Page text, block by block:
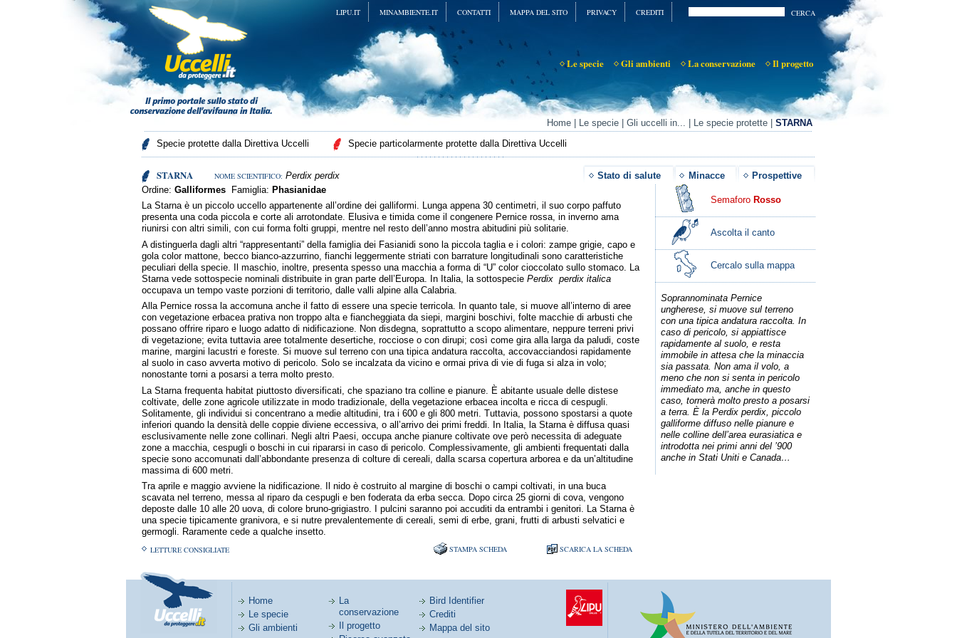
CREDITI
PRIVACY
MAPPA DEL SITO
CONTATTI
MINAMBIENTE.IT
LIPU.IT
Il progetto
La conservazione
Gli ambienti
Le specie
Home Le specie Gli uccelli in... Le specie protette
STARNA
Specie protette dalla Direttiva Uccelli
Specie particolarmente protette dalla Direttiva Uccelli
Prospettive
Minacce
Stato di salute
STARNA NOME SCIENTIFICO: Perdix perdix
Semaforo Rosso
Ascolta il canto
Cercalo sulla mappa
Soprannominata Pernice
ungherese, si muove sul terreno
con una tipica andatura raccolta. In
caso di pericolo, si appiattisce
rapidamente al suolo, e resta
immobile in attesa che la minaccia
sia passata. Non ama il volo, a
meno che non si senta in pericolo
immediato ma, anche in questo
caso, tornerà molto presto a posarsi
a terra. È la Perdix perdix, piccolo
galliforme diffuso nelle pianure e
nelle colline dell’area eurasiatica e
introdotta nei primi anni del ’900
anche in Stati Uniti e Canada…
Ordine: Galliformes Famiglia: Phasianidae
La Starna è un piccolo uccello appartenente all’ordine dei galliformi. Lunga appena 30 centimetri, il suo corpo paffuto
presenta una coda piccola e corte ali arrotondate. Elusiva e timida come il congenere Pernice rossa, in inverno ama
riunirsi con altri simili, con cui forma folti gruppi, mentre nel resto dell’anno mostra abitudini più solitarie.
A distinguerla dagli altri “rappresentanti” della famiglia dei Fasianidi sono la piccola taglia e i colori: zampe grigie, capo e
gola color mattone, becco bianco-azzurrino, fianchi leggermente striati con barrature longitudinali sono caratteristiche
peculiari della specie. Il maschio, inoltre, presenta spesso una macchia a forma di “U” color cioccolato sullo stomaco. La
Starna vede sottospecie nominali distribuite in gran parte dell’Europa. In Italia, la sottospecie Perdix perdix italica
occupava un tempo vaste porzioni di territorio, dalle valli alpine alla Calabria.
Alla Pernice rossa la accomuna anche il fatto di essere una specie terricola. In quanto tale, si muove all’interno di aree
con vegetazione erbacea prativa non troppo alta e fiancheggiata da siepi, margini boschivi, folte macchie di arbusti che
possano offrire riparo e luogo adatto di nidificazione. Non disdegna, soprattutto a scopo alimentare, neppure terreni privi
di vegetazione; evita tuttavia aree totalmente desertiche, rocciose o con dirupi; così come gira alla larga da paludi, coste
marine, margini lacustri e foreste. Si muove sul terreno con una tipica andatura raccolta, accovacciandosi rapidamente
al suolo in caso avverta motivo di pericolo. Solo se incalzata da vicino e ormai priva di vie di fuga si alza in volo;
nonostante torni a posarsi a terra molto presto.
La Starna frequenta habitat piuttosto diversificati, che spaziano tra colline e pianure. È abitante usuale delle distese
coltivate, delle zone agricole utilizzate in modo tradizionale, della vegetazione erbacea incolta e ricca di cespugli.
Solitamente, gli individui si concentrano a medie altitudini, tra i 600 e gli 800 metri. Tuttavia, possono spostarsi a quote
inferiori quando la densità delle coppie diviene eccessiva, o all’arrivo dei primi freddi. In Italia, la Starna è diffusa quasi
esclusivamente nelle zone collinari. Negli altri Paesi, occupa anche pianure coltivate ove però necessita di adeguate
zone a macchia, cespugli o boschi in cui ripararsi in caso di pericolo. Complessivamente, gli ambienti frequentati dalla
specie sono accomunati dall’abbondante presenza di colture di cereali, dalla scarsa copertura arborea e da un’altitudine
massima di 600 metri.
Tra aprile e maggio avviene la nidificazione. Il nido è costruito al margine di boschi o campi coltivati, in una buca
scavata nel terreno, messa al riparo da cespugli e ben foderata da erba secca. Dopo circa 25 giorni di cova, vengono
deposte dalle 10 alle 20 uova, di colore bruno-grigiastro. I pulcini saranno poi accuditi da entrambi i genitori. La Starna è
una specie tipicamente granivora, e si nutre prevalentemente di cereali, semi di erbe, grani, frutti di arbusti selvatici e
germogli. Raramente cede a qualche insetto.
LETTURE CONSIGLIATE STAMPA SCHEDA SCARICA LA SCHEDA
Home
Le specie
Gli ambienti
La
conservazione
Il progetto
Bird Identifier
Crediti
Mappa del sito